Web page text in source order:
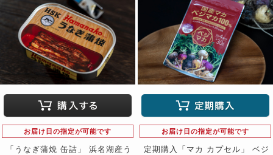
お届け日の指定が可能です
「うなぎ蒲焼 缶詰」 浜名湖産う
お届け日の指定が可能です
定期購入「マカ カプセル」 ベジ